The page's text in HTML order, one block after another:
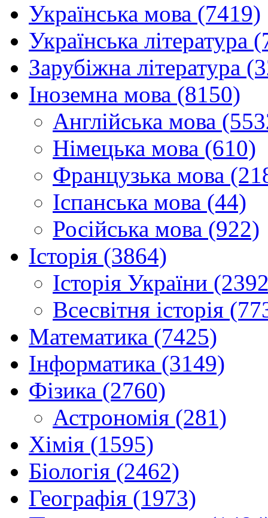
Українська мова (7419)
Українська література
Зарубіжна література
Іноземна мова (8150)
Англійська мова
Німецька мова (610)
Французька мова
Іспанська мова (44)
Російська мова (922)
Історія (3864)
Історія України
Всесвітня історія
Математика (7425)
Інформатика (3149)
Фізика (2760)
Астрономія (281)
Хімія (1595)
Біологія (2462)
Географія (1973)